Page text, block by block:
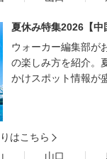
夏休み特集2026【中
ウォーカー編集部が
の楽しみ方を紹介。
かけスポット情報が
はこちら
山口